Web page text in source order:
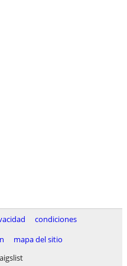
condiciones
mapa del sitio